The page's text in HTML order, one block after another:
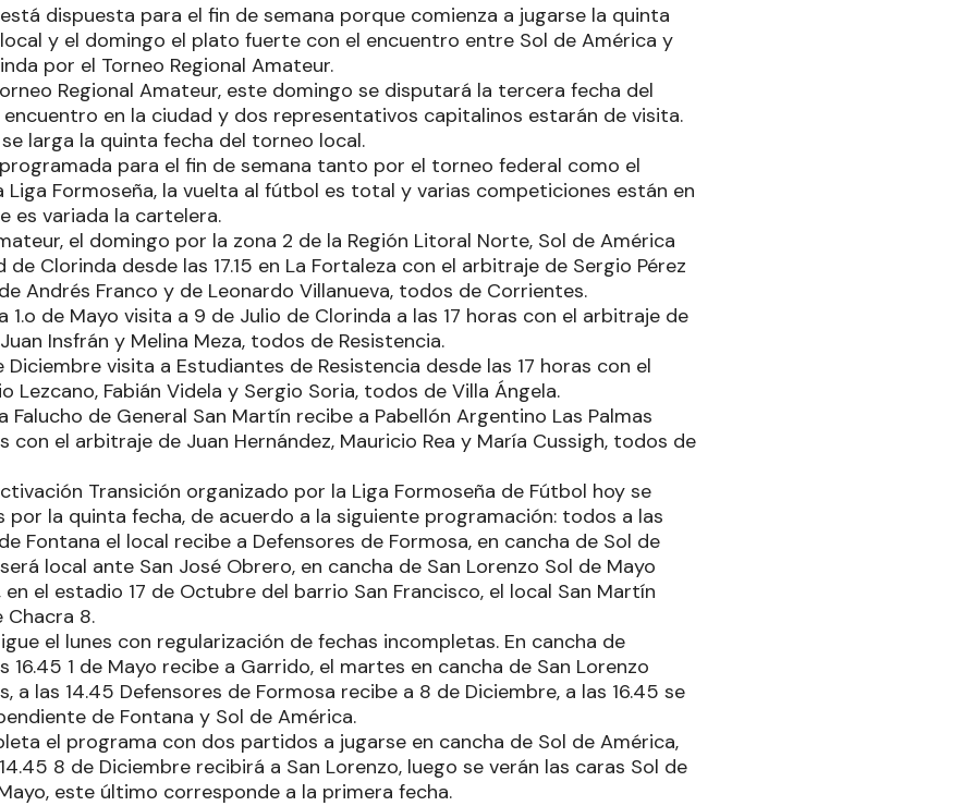
dispuesta para el fin de semana porque comienza a jugarse la quinta
y el domingo el plato fuerte con el encuentro entre Sol de América y
por el Torneo Regional Amateur.
Regional Amateur, este domingo se disputará la tercera fecha del
en la ciudad y dos representativos capitalinos estarán de visita.
larga la quinta fecha del torneo local.
para el fin de semana tanto por el torneo federal como el
Liga Formoseña, la vuelta al fútbol es total y varias competiciones están en
es variada la cartelera.
el domingo por la zona 2 de la Región Litoral Norte, Sol de América
Clorinda desde las 17.15 en La Fortaleza con el arbitraje de Sergio Pérez
Andrés Franco y de Leonardo Villanueva, todos de Corrientes.
1.o de Mayo visita a 9 de Julio de Clorinda a las 17 horas con el arbitraje de
Insfrán y Melina Meza, todos de Resistencia.
Diciembre visita a Estudiantes de Resistencia desde las 17 horas con el
Lezcano, Fabián Videla y Sergio Soria, todos de Villa Ángela.
Falucho de General San Martín recibe a Pabellón Argentino Las Palmas
con el arbitraje de Juan Hernández, Mauricio Rea y María Cussigh, todos de
Transición organizado por la Liga Formoseña de Fútbol hoy se
la quinta fecha, de acuerdo a la siguiente programación: todos a las
Fontana el local recibe a Defensores de Formosa, en cancha de Sol de
local ante San José Obrero, en cancha de San Lorenzo Sol de Mayo
el estadio 17 de Octubre del barrio San Francisco, el local San Martín
Chacra 8.
el lunes con regularización de fechas incompletas. En cancha de
16.45 1 de Mayo recibe a Garrido, el martes en cancha de San Lorenzo
a las 14.45 Defensores de Formosa recibe a 8 de Diciembre, a las 16.45 se
de Fontana y Sol de América.
el programa con dos partidos a jugarse en cancha de Sol de América,
8 de Diciembre recibirá a San Lorenzo, luego se verán las caras Sol de
este último corresponde a la primera fecha.